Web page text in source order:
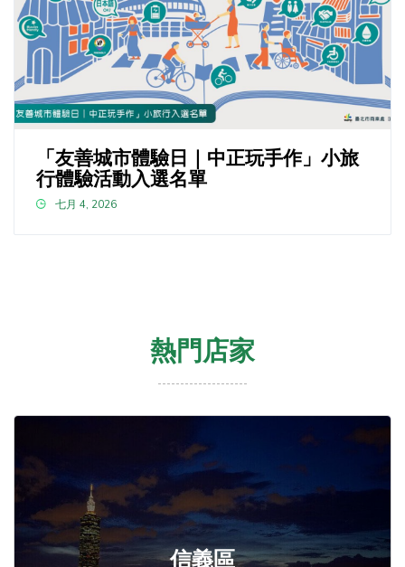
「友善城市體驗日｜中正玩手作」小旅
行體驗活動入選名單
七月 4, 2026
熱門店家
信義區